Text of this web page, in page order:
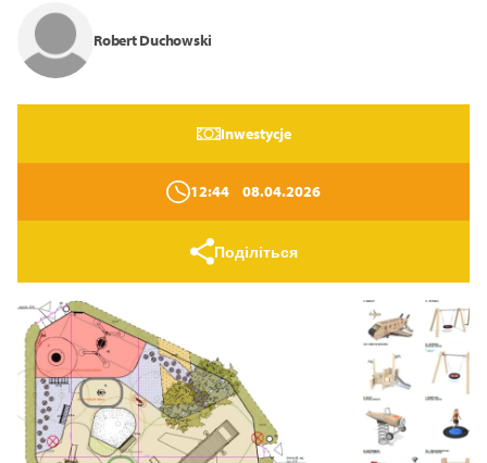
Robert Duchowski
Inwestycje
12:44 08.04.2026
Поділіться